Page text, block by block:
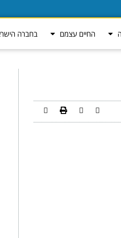
החיים עצמם בחברה